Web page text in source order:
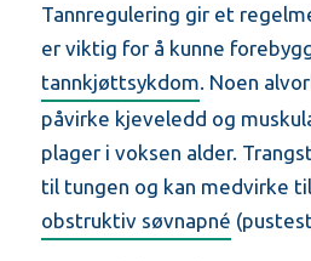
Tannregulering gir et
er viktig for å kunne
tannkjøttsykdom. Noen
påvirke kjeveledd og
plager i voksen alder.
til tungen og kan medvirke
obstruktiv søvnapné